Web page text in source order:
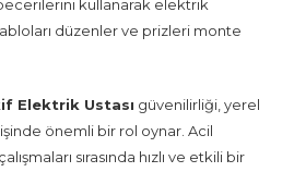
kullanarak elektrik
düzenler ve prizleri monte
Elektrik Ustası güvenilirliği, yerel
önemli bir rol oynar. Acil
sırasında hızlı ve etkili bir